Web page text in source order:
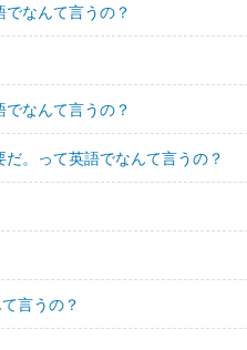
なんて言うの？
なんて言うの？
。って英語でなんて言うの？
言うの？